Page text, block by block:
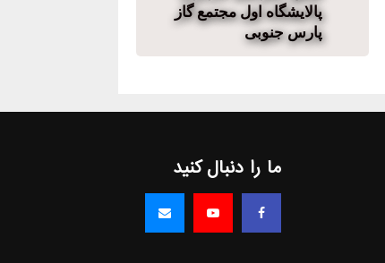
پالایشگاه اول مجتمع گاز
پارس جنوبی
ما را دنبال کنید